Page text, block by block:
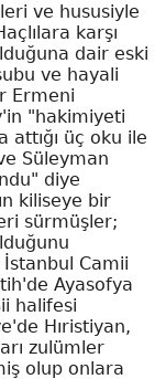
ve hususiyle
karşı
dair eski
ve hayali
Ermeni
"hakimiyeti
attığı üç oku ile
Süleyman
diye
kiliseye bir
sürmüşler;
Camii
Ayasofya
halifesi
Hıristiyan,
zulümler
olup onlara